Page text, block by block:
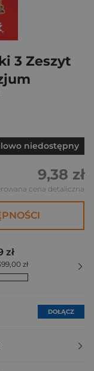
3 Zeszyt
niedostępny
9,38 zł
cena detaliczna
zł
zł
DOŁĄCZ